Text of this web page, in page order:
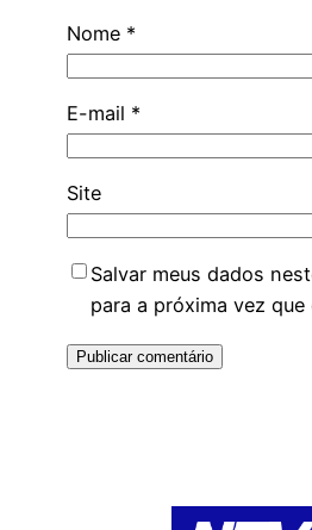
Nome *
E-mail *
Site
Salvar meus dados
para a próxima vez que